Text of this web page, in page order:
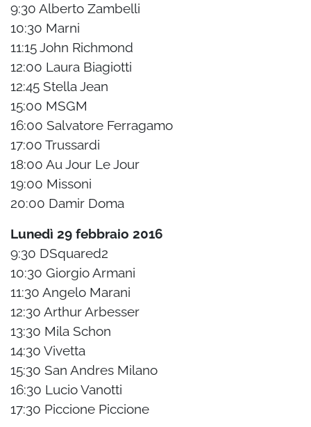
9:30 Alberto Zambelli
10:30 Marni
11:15 John Richmond
12:00 Laura Biagiotti
12:45 Stella Jean
15:00 MSGM
16:00 Salvatore Ferragamo
17:00 Trussardi
18:00 Au Jour Le Jour
19:00 Missoni
20:00 Damir Doma
Lunedì 29 febbraio 2016
9:30 DSquared2
10:30 Giorgio Armani
11:30 Angelo Marani
12:30 Arthur Arbesser
13:30 Mila Schon
14:30 Vivetta
15:30 San Andres Milano
16:30 Lucio Vanotti
17:30 Piccione Piccione